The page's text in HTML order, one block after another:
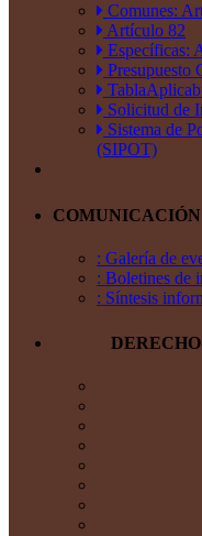
Comunes:
Artículo 82
Específicas:
Presupuesto
Solicitud de
Sistema de
(SIPOT)
: Galería de
: Boletines de
: Síntesis